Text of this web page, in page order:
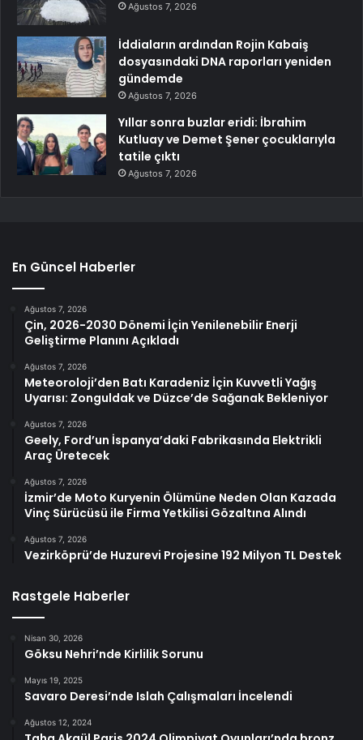
Ağustos 7, 2026
İddiaların ardından Rojin Kabaiş
dosyasındaki DNA raporları yeniden
gündemde
Ağustos 7, 2026
Yıllar sonra buzlar eridi: İbrahim
Kutluay ve Demet Şener çocuklarıyla
tatile çıktı
Ağustos 7, 2026
En Güncel Haberler
Ağustos 7, 2026
Çin, 2026-2030 Dönemi İçin Yenilenebilir Enerji
Geliştirme Planını Açıkladı
Ağustos 7, 2026
Meteoroloji’den Batı Karadeniz İçin Kuvvetli Yağış
Uyarısı: Zonguldak ve Düzce’de Sağanak Bekleniyor
Ağustos 7, 2026
Geely, Ford’un İspanya’daki Fabrikasında Elektrikli
Araç Üretecek
Ağustos 7, 2026
İzmir’de Moto Kuryenin Ölümüne Neden Olan Kazada
Vinç Sürücüsü ile Firma Yetkilisi Gözaltına Alındı
Ağustos 7, 2026
Vezirköprü’de Huzurevi Projesine 192 Milyon TL Destek
Rastgele Haberler
Nisan 30, 2026
Göksu Nehri’nde Kirlilik Sorunu
Mayıs 19, 2025
Savaro Deresi’nde Islah Çalışmaları İncelendi
Ağustos 12, 2024